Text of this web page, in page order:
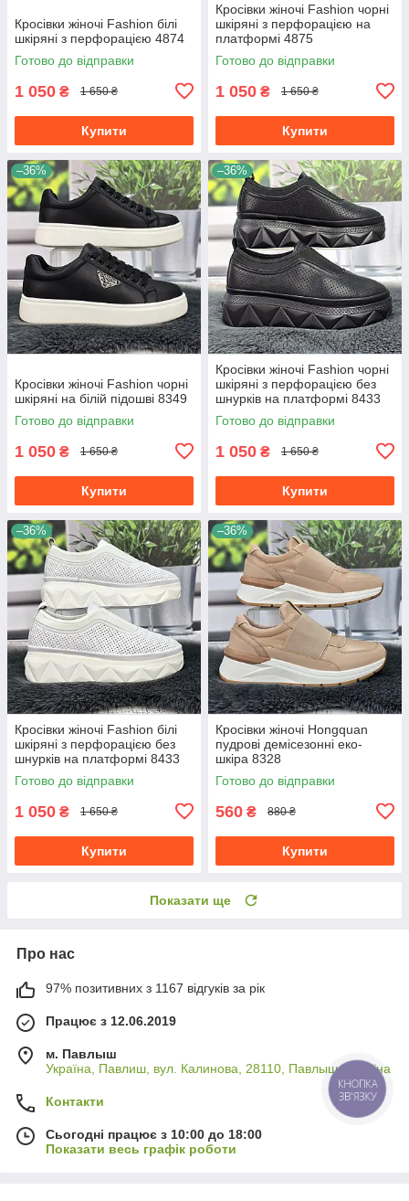
Кросівки жіночі Fashion білі
шкіряні з перфорацією 4874
Готово до відправки
1 050 ₴ 1 650 ₴
Купити
Кросівки жіночі Fashion чорні
шкіряні з перфорацією на
платформі 4875
Готово до відправки
1 050 ₴ 1 650 ₴
Купити
–36%
Кросівки жіночі Fashion чорні
шкіряні на білій підошві 8349
Готово до відправки
1 050 ₴ 1 650 ₴
Купити
–36%
Кросівки жіночі Fashion чорні
шкіряні з перфорацією без
шнурків на платформі 8433
Готово до відправки
1 050 ₴ 1 650 ₴
Купити
–36%
Кросівки жіночі Fashion білі
шкіряні з перфорацією без
шнурків на платформі 8433
Готово до відправки
1 050 ₴ 1 650 ₴
Купити
–36%
Кросівки жіночі Hongquan
пудрові демісезонні еко-
шкіра 8328
Готово до відправки
560 ₴ 880 ₴
Купити
Показати ще
Про нас
97% позитивних з 1167 відгуків за рік
Працює з 12.06.2019
м. Павлыш
Україна, Павлиш, вул. Калинова, 28110, Павлыш, Україна
Контакти
Сьогодні працює з 10:00 до 18:00
Показати весь графік роботи
КНОПКА
ЗВ'ЯЗКУ